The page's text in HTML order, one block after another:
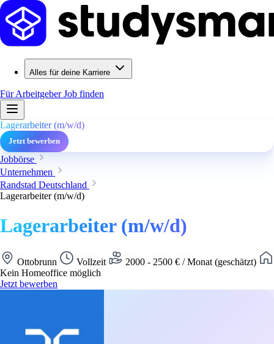
Alles für deine Karriere
Für ArbeitgeberJob finden
Lagerarbeiter (m/w/d)
Jetzt bewerben
Jobbörse
Unternehmen
Randstad Deutschland
Lagerarbeiter (m/w/d)
Lagerarbeiter (m/w/d)
Ottobrunn Vollzeit
2000 - 2500 € / Monat (geschätzt)
Kein Homeoffice möglich
Jetzt bewerben